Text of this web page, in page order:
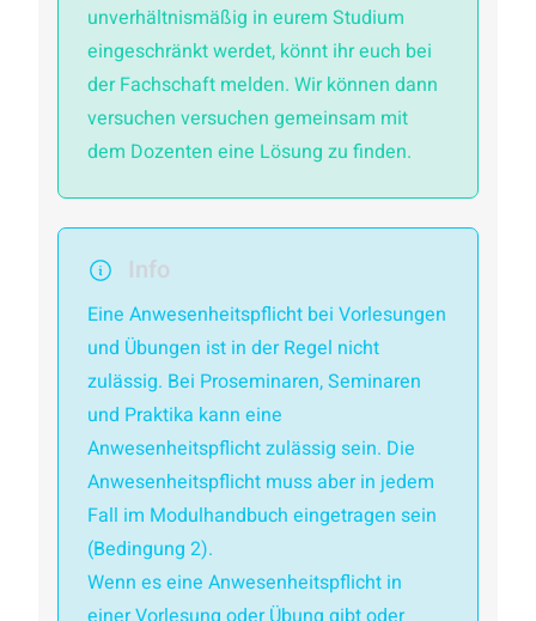
unverhältnismäßig in eurem Studium
eingeschränkt werdet, könnt ihr euch bei
derFachschaft melden. Wir können dann
versuchen versuchen gemeinsam mit
dem Dozenten eine Lösung zu finden.
Info
Eine Anwesenheitspflicht bei Vorlesungen
und Übungen ist in der Regel nicht
zulässig. Bei Proseminaren, Seminaren
und Praktika kann eine
Anwesenheitspflicht zulässig sein. Die
Anwesenheitspflicht muss aber in jedem
Fall im Modulhandbuch eingetragen sein
(Bedingung 2).
Wenn es eine Anwesenheitspflicht in